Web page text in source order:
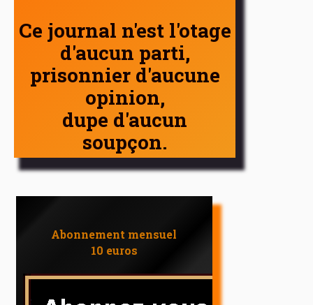
Ce journal n'est l'otage
d'aucun parti,
prisonnier d'aucune
opinion,
dupe d'aucun
soupçon.
Abonnement mensuel
10 euros